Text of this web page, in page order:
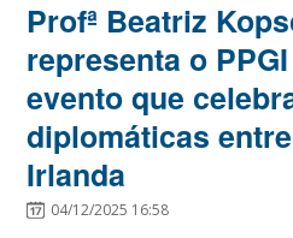
Profª Beatriz
representa o
evento que
diplomáticas
Irlanda
04/12/2025 16:58